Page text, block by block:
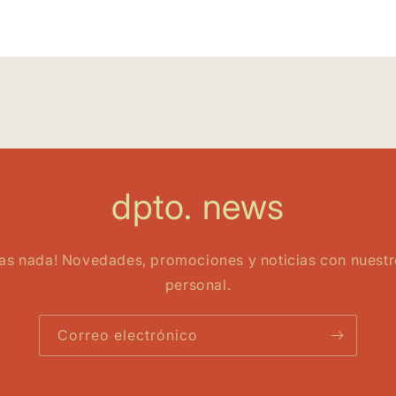
dpto. news
nada! Novedades, promociones y noticias con
personal.
Correo electrónico